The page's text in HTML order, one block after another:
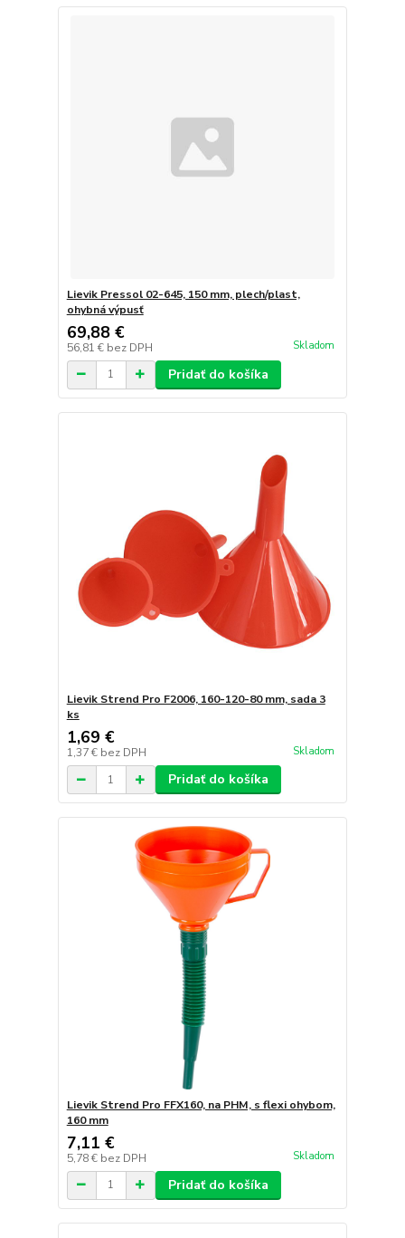
Lievik Pressol 02-645, 150 mm, plech/plast,
ohybná výpusť
69,88 €
56,81 € bez DPH Skladom
Pridať do košíka
Lievik Strend Pro F2006, 160-120-80 mm, sada 3
ks
1,69 €
1,37 € bez DPH Skladom
Pridať do košíka
Lievik Strend Pro FFX160, na PHM, s flexi ohybom,
160 mm
7,11 €
5,78 € bez DPH Skladom
Pridať do košíka